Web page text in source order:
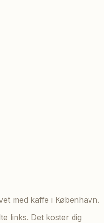
med kaffe i København.
links. Det koster dig